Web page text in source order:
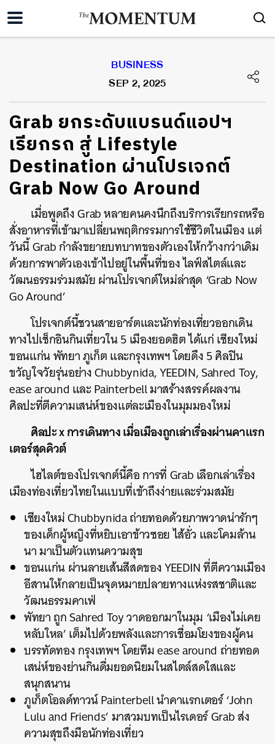
BUSINESS
SEP 2, 2025
Grab ยกระดับแบรนด์แอปฯ
เรียกรถ สู่ Lifestyle
Destination ผ่านโปรเจกต์
Grab Now Go Around
เมื่อพูดถึง Grab หลายคนคงนึกถึงบริการเรียกรถหรือ
สั่งอาหารที่เข้ามาเปลี่ยนพฤติกรรมการใช้ชีวิตในเมือง แต่
วันนี้ Grab กำลังขยายบทบาทของตัวเองให้กว้างกว่าเดิม
ด้วยการพาตัวเองเข้าไปอยู่ในพื้นที่ของ ไลฟ์สไตล์และ
วัฒนธรรมร่วมสมัย ผ่านโปรเจกต์ใหม่ล่าสุด ‘Grab Now
Go Around’
โปรเจกต์นี้ชวนสายอาร์ตและนักท่องเที่ยวออกเดิน
ทางไปเช็กอินกินเที่ยวใน 5 เมืองยอดฮิต ได้แก่ เชียงใหม่
ขอนแก่น พัทยา ภูเก็ต และกรุงเทพฯ โดยดึง 5 ศิลปิน
ขวัญใจวัยรุ่นอย่าง Chubbynida, YEEDIN, Sahred Toy,
ease around และ Painterbell มาสร้างสรรค์ผลงาน
ศิลปะที่ตีความเสน่ห์ของแต่ละเมืองในมุมมองใหม่
ศิลปะ x การเดินทาง เมื่อเมืองถูกเล่าเรื่องผ่านคาแรก
เตอร์สุดคิวต์
ไฮไลต์ของโปรเจกต์นี้คือ การที่ Grab เลือกเล่าเรื่อง
เมืองท่องเที่ยวไทยในแบบที่เข้าถึงง่ายและร่วมสมัย
เชียงใหม่ Chubbynida ถ่ายทอดด้วยภาพวาดน่ารักๆ
ของเด็กผู้หญิงที่หยิบเอาข้าวซอย ไส้อั่ว และโคมล้าน
นา มาเป็นตัวแทนความสุข
ขอนแก่น ผ่านลายเส้นสีสดของ YEEDIN ที่ตีความเมือง
อีสานให้กลายเป็นจุดหมายปลายทางแห่งรสชาติและ
วัฒนธรรมคาเฟ่
พัทยา ถูก Sahred Toy วาดออกมาในมุม ‘เมืองไม่เคย
หลับใหล’ เต็มไปด้วยพลังและการเชื่อมโยงของผู้คน
บรรทัดทอง กรุงเทพฯ โดยทีม ease around ถ่ายทอด
เสน่ห์ของย่านกินดื่มยอดนิยมในสไตล์สดใสและ
สนุกสนาน
ภูเก็ตโอลด์ทาวน์ Painterbell นำคาแรกเตอร์ ‘John
Lulu and Friends’ มาสวมบทเป็นไรเดอร์ Grab ส่ง
ความสุขถึงมือนักท่องเที่ยว